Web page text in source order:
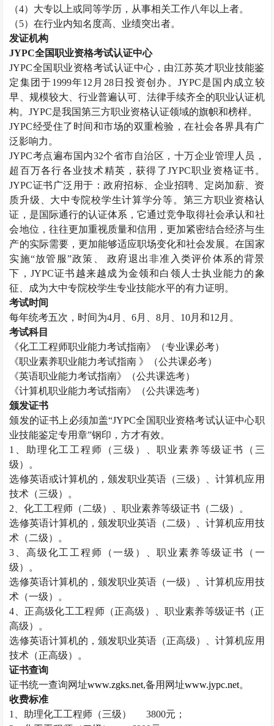
（4）大专以上或同等学历，从事相关工作八年以上者。
（5）在行业内知名度高、业绩突出者。
发证机构
JYPC全国职业资格考试认证中心
JYPC全国职业资格考试认证中心，由江苏英才职业技能鉴
定集团于1999年12 月 28日投资创办。 JYPC是国内成立较
早、规模较大、行业普遍认可、法律手续齐全的职业认证机
构。JYPC是我国第三方职业资格认证领域的旗帜和榜样。
JYPC经受住了时间和市场的双重检验，在社会各界具有广
泛影响力。
JYPC考点遍布国内32个省市自治区，十万企业管理人员，
超百万各行各业技术精英，获得了JYPC职业资格证书。
JYPC证书广泛用于：政府招标、企业招聘、定岗加薪、资
质升级、大中专院校学生计算学分等。第三方职业资格认
证，是国际通行的认证体系，它通过竞争取得社会承认和社
会地位，往往更加重视质量和信用，更加紧密结合经济与生
产的实际需要，更加能够适应职场变化和社会发展。在国家
实施“放管服”政策、 政府退出非准入类评价体系的背景
下， JYPC证书越来越成为金领和白领人士执业能力的象
征、成为大中专院校学生专业技能水平的有力证明。
考试时间
每年统考五次，时间为4月、6月、8月、 10月和12 月。
考试科目
《化工工程师职业能力考试指南》（专业课必考）
《职业素养职业能力考试指南 》（公共课必考）
《英语职业能力考试指南》（公共课选考）
《计算机职业能力考试指南》（公共课选考）
颁发证书
颁发的证书上必须加盖“JYPC全国职业资格考试认证中心职
业技能鉴定专用章”钢印，方才有效。
1
、助理化工工程师（三级）、职业素养等级证书（三
级）。
选修英语或计算机的，颁发职业英语（三级）、计算机应用
技术（三级）。
2 、化工工程师（二级）、职业素养等级证书（二级）。
选修英语计算机的，颁发职业英语（二级）、计算机应用技
术（二级）。
3 、高级化工工程师（一级）、职业素养等级证书（一
级）。
选修英语计算机的，颁发职业英语（一级）、计算机应用技
术（一级）。
4 、正高级化工工程师（正高级）、职业素养等级证书（正
高级）。
选修英语计算机的，颁发职业英语（正高级）、计算机应用
技术（正高级）。
证书查询
证书统一查询网址www.zgks.net,备用网址www.jypc.net。
收费标准
1
、助理化工工程师（三级） 3800元；